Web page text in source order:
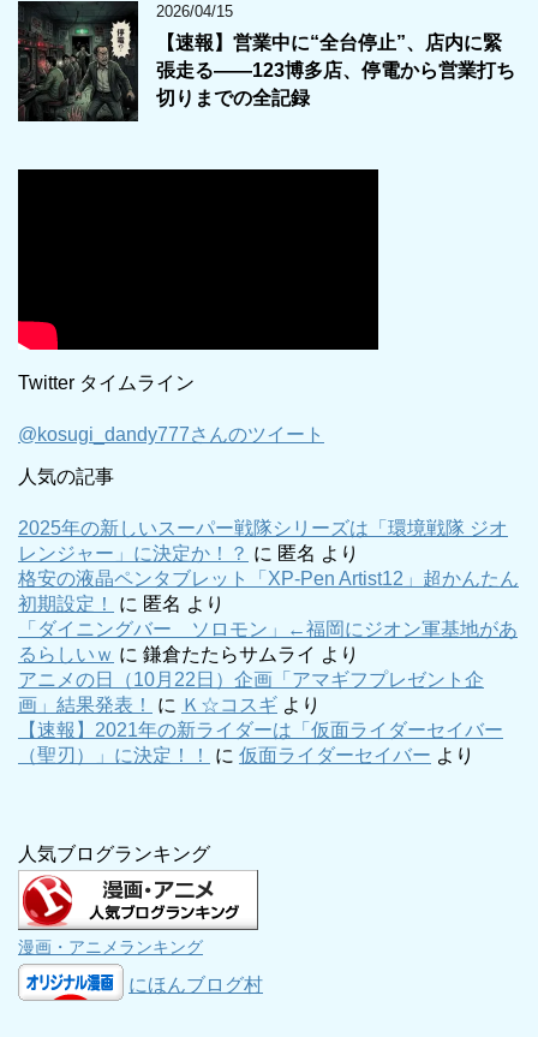
2026/04/15
【速報】営業中に“全台停止”、店内に緊
張走る――123博多店、停電から営業打ち
切りまでの全記録
Twitter タイムライン
@kosugi_dandy777さんのツイート
人気の記事
2025年の新しいスーパー戦隊シリーズは「環境戦隊 ジオ
レンジャー」に決定か！？ に 匿名 より
格安の液晶ペンタブレット「XP-Pen Artist12」超かんたん
初期設定！
に 匿名 より
「ダイニングバー ソロモン」←福岡にジオン軍基地があ
るらしいｗ に 鎌倉たたらサムライ より
アニメの日（10月22日）企画「アマギフプレゼント企
画」結果発表！
に Ｋ☆コスギ より
【速報】2021年の新ライダーは「仮面ライダーセイバー
（聖刃）」に決定！！
に 仮面ライダーセイバー より
人気ブログランキング
漫画・アニメランキング
にほんブログ村